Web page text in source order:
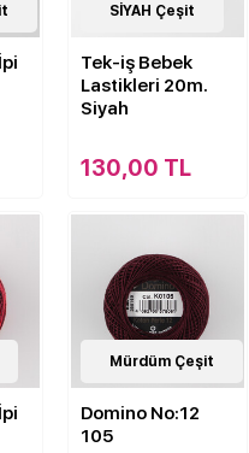
3Çeşit
SİYAH Çeşit
Tek-iş Bebek
Lastikleri 20m.
Siyah
130,00 TL
143Çeşit
Mürdüm Çeşit
Domino No:12
105